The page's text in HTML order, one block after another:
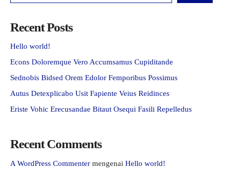
Recent Posts
Hello world!
Econs Doloremque Vero Accumsamus Cupiditande
Sednobis Bidsed Orem Edolor Femporibus Possimus
Autus Detexplicabo Usit Fapiente Veius Reidinces
Eriste Vohic Erecusandae Bitaut Osequi Fasili Repelledus
Recent Comments
A WordPress Commenter mengenai Hello world!